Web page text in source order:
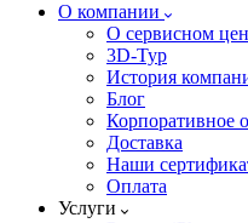
О компании
О сервисном
3D-Тур
История
Блог
Корпоративное
Доставка
Наши
Оплата
Услуги